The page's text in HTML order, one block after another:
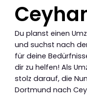
Du planst einen
und suchst nach
für deine
dir zu helfen! Als
stolz darauf, die
Dortmund nach